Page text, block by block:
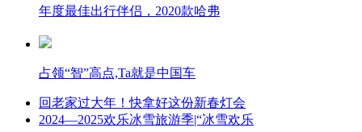
年度最佳出行伴侣，2020款哈弗
占领“智”高点,Ta就是中国车
回老家过大年！快拿好这份新春灯会
2024—2025欢乐冰雪旅游季|“冰雪欢乐